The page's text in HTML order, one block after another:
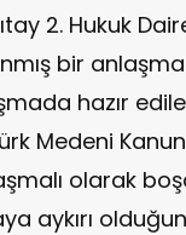
2. Hukuk
bir
hazır
Medeni
olarak
aykırı